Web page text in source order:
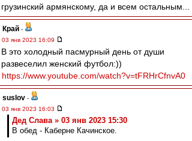
грузинский армянскому, да и всем остальным...
Край -
03 янв 2023 16:09
В это холодный пасмурный день от души
развеселил женский футбол:))
https://www.youtube.com/watch?v=tFRHrCfnvA0
suslov -
03 янв 2023 16:03
Дед Слава » 03 янв 2023 15:30
В обед - Каберне Качинское.